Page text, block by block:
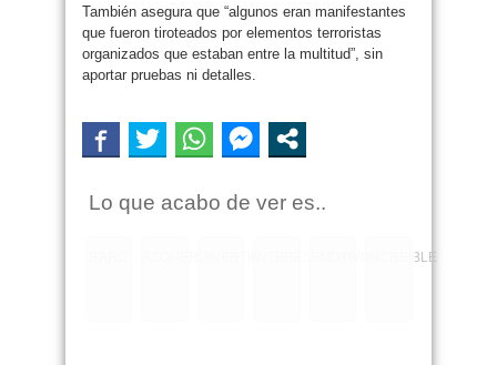
También asegura que “algunos eran manifestantes
que fueron tiroteados por elementos terroristas
organizados que estaban entre la multitud”, sin
aportar pruebas ni detalles.
Lo que acabo de ver es..
INCREIBLE